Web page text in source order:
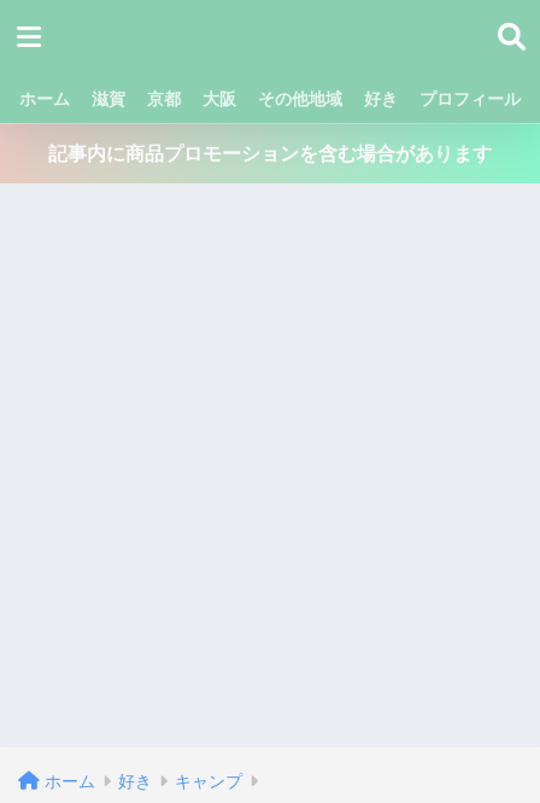
ホーム 滋賀 京都 大阪 その他地域 好き プロフィール
記事内に商品プロモーションを含む場合があります
ホーム 好き キャンプ